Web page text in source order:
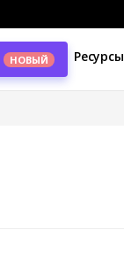
НОВЫЙ Ресурсы